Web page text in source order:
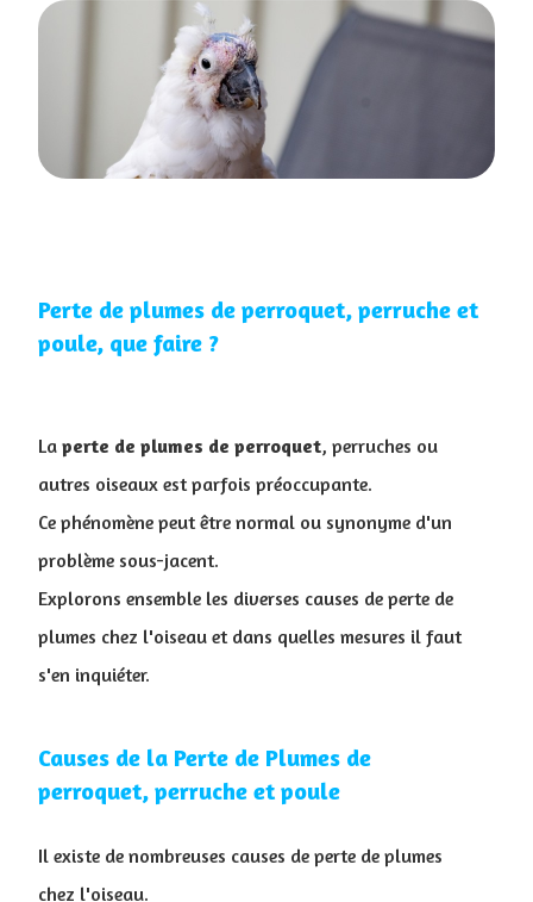
Perte de plumes de perroquet, perruche et
poule, que faire ?
La perte de plumes de perroquet, perruches ou
autres oiseaux est parfois préoccupante.
Ce phénomène peut être normal ou synonyme d'un
problème sous-jacent.
Explorons ensemble les diverses causes de perte de
plumes chez l'oiseau et dans quelles mesures il faut
s'en inquiéter.
Causes de la Perte de Plumes de
perroquet, perruche et poule
Il existe de nombreuses causes de perte de plumes
chez l'oiseau.